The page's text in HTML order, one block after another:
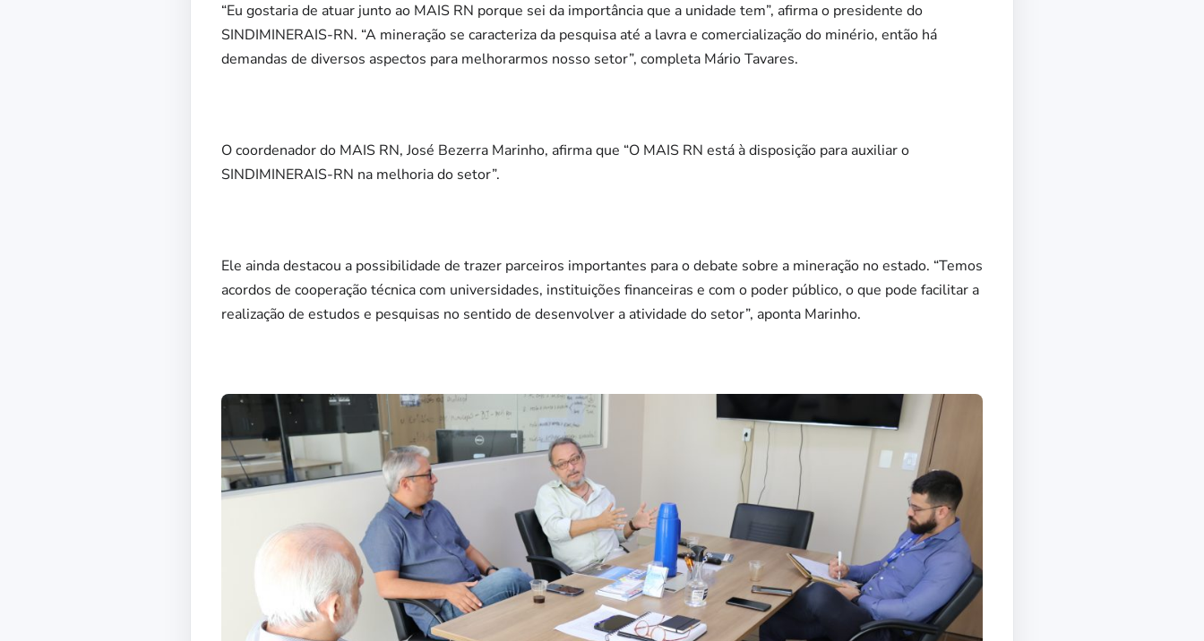
“Eu gostaria de atuar junto ao MAIS RN porque sei da importância que a unidade tem”, afirma o presidente do
SINDIMINERAIS-RN. “A mineração se caracteriza da pesquisa até a lavra e comercialização do minério, então há
demandas de diversos aspectos para melhorarmos nosso setor”, completa Mário Tavares.
O coordenador do MAIS RN, José Bezerra Marinho, afirma que “O MAIS RN está à disposição para auxiliar o
SINDIMINERAIS-RN na melhoria do setor”.
Ele ainda destacou a possibilidade de trazer parceiros importantes para o debate sobre a mineração no estado. “Temos
acordos de cooperação técnica com universidades, instituições financeiras e com o poder público, o que pode facilitar a
realização de estudos e pesquisas no sentido de desenvolver a atividade do setor”, aponta Marinho.